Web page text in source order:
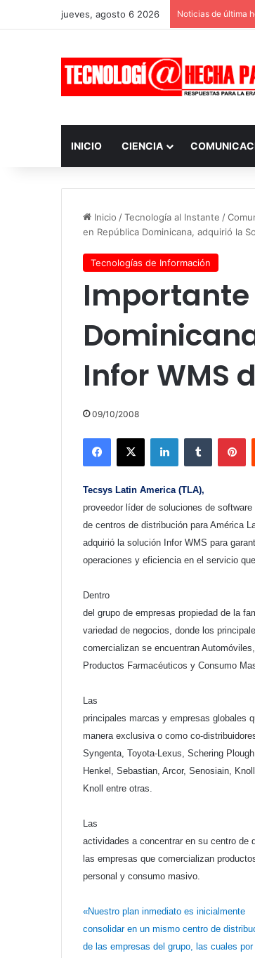
jueves, agosto 6 2026 Noticias de última
INICIO CIENCIA
Inicio /Tecnología al Instante /
en República Dominicana, adquirió la
Tecnologías de Información
Infor WMS
09/10/2008
Facebook
X LinkedInTumblr
Tecsys Latin America (TLA),
proveedor líder de soluciones de
de centros de distribución para América
adquirió la solución Infor WMS para
operaciones y eficiencia en el servicio
Dentro
del grupo de empresas propiedad de la
variedad de negocios, donde los
comercializan se encuentran
Productos Farmacéuticos y Consumo
Las
principales marcas y empresas globales
manera exclusiva o como co-
Syngenta, Toyota-Lexus, Schering
Henkel, Sebastian, Arcor, Senosiain,
Knoll entre otras.
Las
actividades a concentrar en su centro de
las empresas que comercializan
personal y consumo masivo.
«Nuestro plan inmediato es inicialmente
consolidar en un mismo centro de
de las empresas del grupo, las cuales